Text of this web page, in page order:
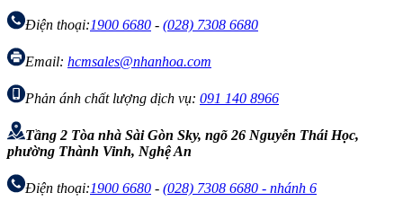
Điện thoại:1900 6680 - (028) 7308 6680
Email: hcmsales@nhanhoa.com
Phản ánh chất lượng dịch vụ: 091 140 8966
Tầng 2 Tòa nhà Sài Gòn Sky, ngõ 26 Nguyễn Thái Học,
phường Thành Vinh, Nghệ An
Điện thoại:1900 6680 - (028) 7308 6680 - nhánh 6